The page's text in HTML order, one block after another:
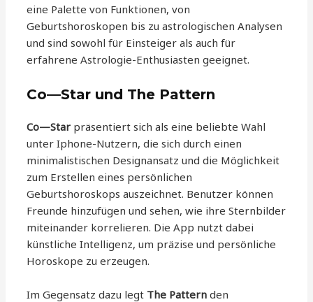
eine Palette von Funktionen, von
Geburtshoroskopen bis zu astrologischen Analysen
und sind sowohl für Einsteiger als auch für
erfahrene Astrologie-Enthusiasten geeignet.
Co—Star und The Pattern
Co—Star präsentiert sich als eine beliebte Wahl
unter Iphone-Nutzern, die sich durch einen
minimalistischen Designansatz und die Möglichkeit
zum Erstellen eines persönlichen
Geburtshoroskops auszeichnet. Benutzer können
Freunde hinzufügen und sehen, wie ihre Sternbilder
miteinander korrelieren. Die App nutzt dabei
künstliche Intelligenz, um präzise und persönliche
Horoskope zu erzeugen.
Im Gegensatz dazu legt The Pattern den